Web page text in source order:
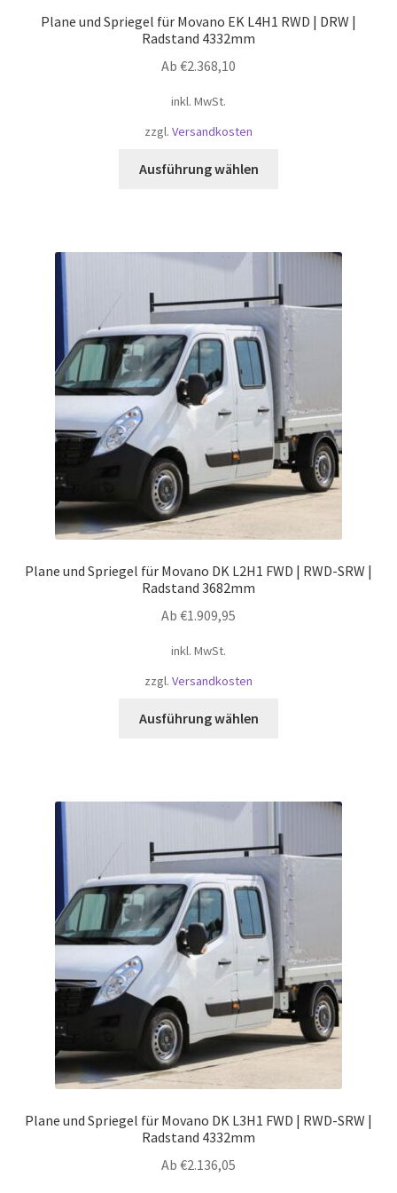
Plane und Spriegel für Movano EK L4H1 RWD | DRW |
Radstand 4332mm
Ab €2.368,10
inkl. MwSt.
zzgl. Versandkosten
Ausführung wählen
Varianten
Die
Optionen
können
auf
der
Produktseite
gewählt
werden
Plane und Spriegel für Movano DK L2H1 FWD | RWD-SRW |
Radstand 3682mm
Ab €1.909,95
inkl. MwSt.
zzgl. Versandkosten
Ausführung wählen
Varianten
Die
Optionen
können
auf
der
Produktseite
gewählt
werden
Plane und Spriegel für Movano DK L3H1 FWD | RWD-SRW |
Radstand 4332mm
Ab €2.136,05